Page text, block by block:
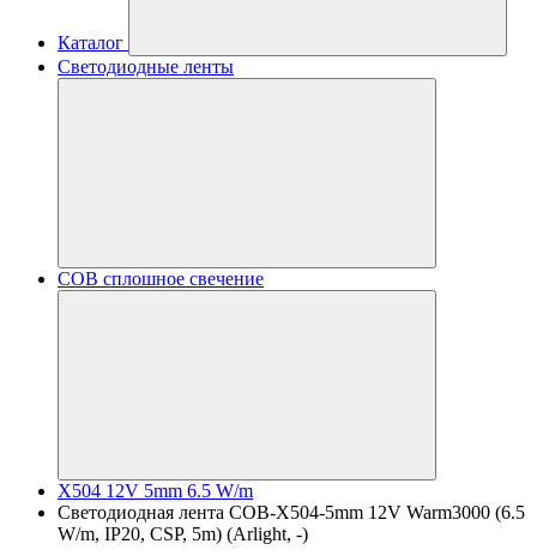
Каталог
Светодиодные ленты
COB сплошное свечение
X504 12V 5mm 6.5 W/m
Светодиодная лента COB-X504-5mm 12V Warm3000 (6.5
W/m, IP20, CSP, 5m) (Arlight, -)